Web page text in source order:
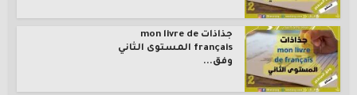
جذاذات mon livre de
français المستوى الثاني
وفق...